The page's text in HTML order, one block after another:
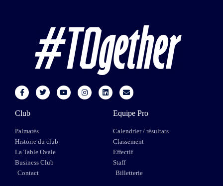
Club
Palmarès
Histoire du club
La Table Ovale
Business Club
Contact
Equipe Pro
Calendrier / résultats
Classement
Effectif
Staff
Billetterie